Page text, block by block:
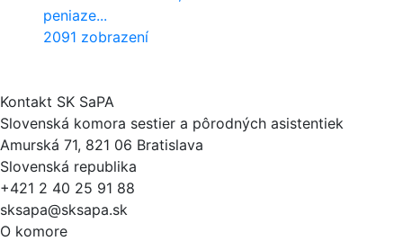
peniaze...
2091 zobrazení
Kontakt SK SaPA
Slovenská komora sestier a pôrodných asistentiek
Amurská 71, 821 06 Bratislava
Slovenská republika
+421 2 40 25 91 88
sksapa@sksapa.sk
O komore